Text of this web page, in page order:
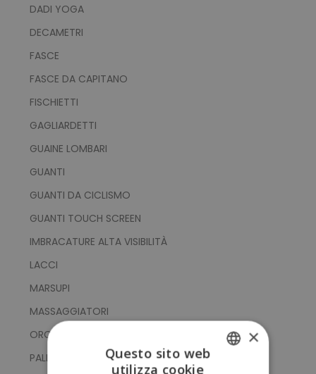
DADI YOGA
DECAMETRI
FASCE
FASCE DA CAPITANO
FISCHIETTI
GAGLIARDETTI
GUAINE LOMBARI
GUANTI
GUANTI DA CICLISMO
GUANTI TOUCH SCREEN
IMBRACATURE ALTA VISIBILITÀ
LACCI
MARSUPI
MASSAGGIATORI
OROLOGI SPORTIVI
PALLE YOGA
×
Questo sito web
utilizza cookie